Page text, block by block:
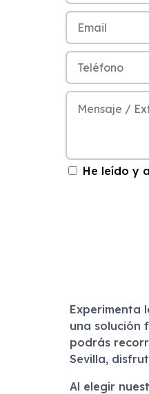
He leído y
Experimenta
una solución
podrás
Sevilla,
Al elegir